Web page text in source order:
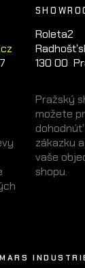
Roleta2
130 00
Pražský
možete
zákazku
vaše
shopu.